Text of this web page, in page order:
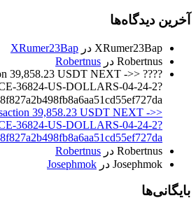
آخرین دیدگاه‌ها
XRumer23Bap در XRumer23Bap
Robertnus در Robertnus
39,858.23 USDT NEXT ->>
36824-US-DOLLARS-04-24-2?
????
39,858.23 USDT NEXT ->>
36824-US-DOLLARS-04-24-2?
????
Robertnus در Robertnus
Josephmok در Josephmok
بایگانی‌ها